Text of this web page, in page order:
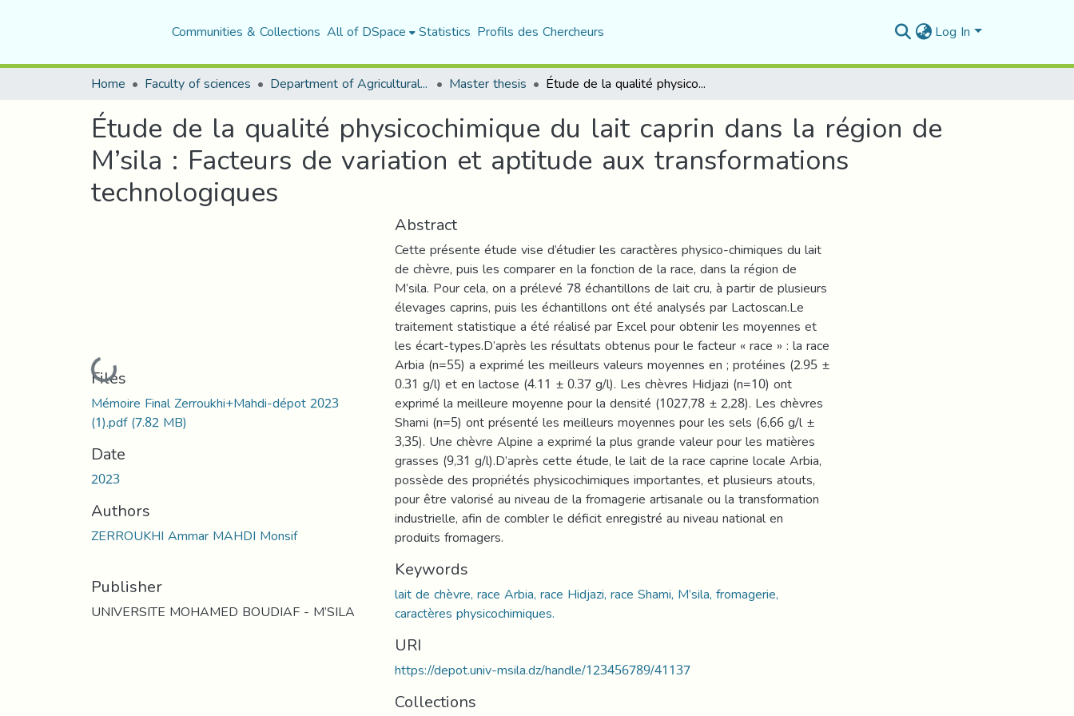
Communities & Collections All of DSpace Statistics Profils des Chercheurs Log In
Home Faculty of sciences Department of Agricultural Sciences Master thesis Étude de la qualité physicochimique du lait caprin dans la région de M’sila : Facteurs de variation et aptitude aux transformations technologiques
Étude de la qualité physicochimique du lait caprin dans la région de
M’sila : Facteurs de variation et aptitude aux transformations
technologiques
Loading...
Files
Mémoire Final Zerroukhi+Mahdi-dépot 2023
(1).pdf(7.82 MB)
Date
2023
Authors
ZERROUKHI Ammar MAHDI Monsif
Publisher
UNIVERSITE MOHAMED BOUDIAF - M’SILA
Abstract
Cette présente étude vise d’étudier les caractères physico-chimiques du lait
de chèvre, puis les comparer en la fonction de la race, dans la région de
M’sila. Pour cela, on a prélevé 78 échantillons de lait cru, à partir de plusieurs
élevages caprins, puis les échantillons ont été analysés par Lactoscan.Le
traitement statistique a été réalisé par Excel pour obtenir les moyennes et
les écart-types.D’après les résultats obtenus pour le facteur « race » : la race
Arbia (n=55) a exprimé les meilleurs valeurs moyennes en ; protéines (2.95 ±
0.31 g/l) et en lactose (4.11 ± 0.37 g/l). Les chèvres Hidjazi (n=10) ont
exprimé la meilleure moyenne pour la densité (1027,78 ± 2,28). Les chèvres
Shami (n=5) ont présenté les meilleurs moyennes pour les sels (6,66 g/l ±
3,35). Une chèvre Alpine a exprimé la plus grande valeur pour les matières
grasses (9,31 g/l).D’après cette étude, le lait de la race caprine locale Arbia,
possède des propriétés physicochimiques importantes, et plusieurs atouts,
pour être valorisé au niveau de la fromagerie artisanale ou la transformation
industrielle, afin de combler le déficit enregistré au niveau national en
produits fromagers.
Keywords
lait de chèvre, race Arbia, race Hidjazi, race Shami, M’sila, fromagerie,
caractères physicochimiques.
URI
https://depot.univ-msila.dz/handle/123456789/41137
Collections